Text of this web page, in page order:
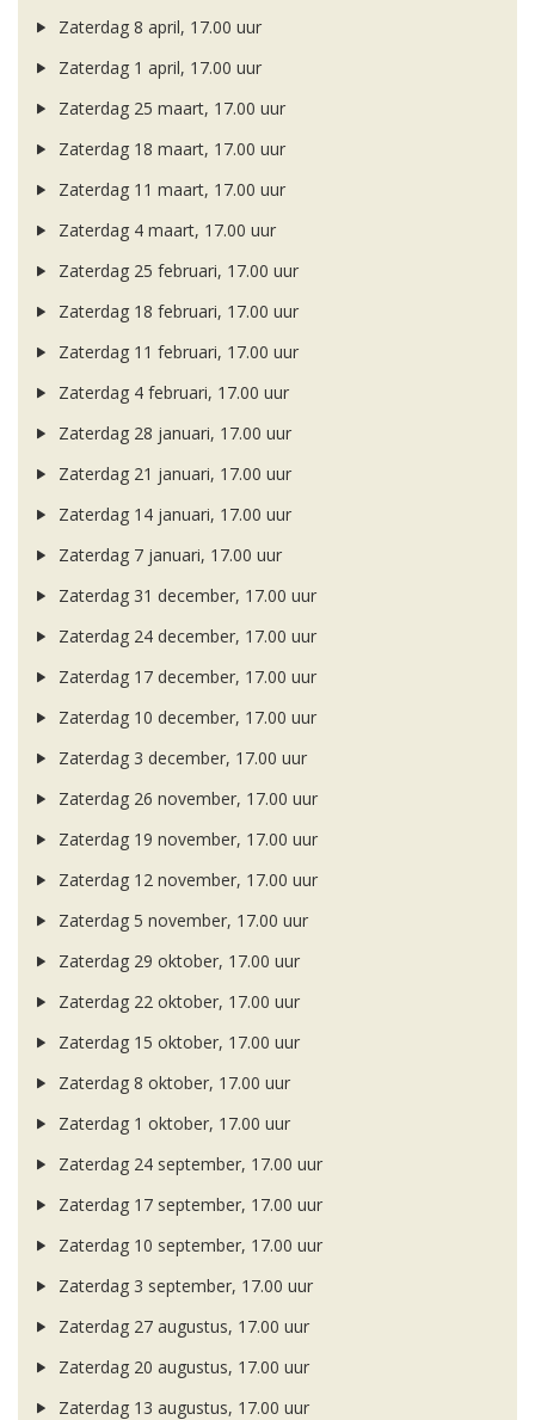
Zaterdag 8 april, 17.00 uur
Zaterdag 1 april, 17.00 uur
Zaterdag 25 maart, 17.00 uur
Zaterdag 18 maart, 17.00 uur
Zaterdag 11 maart, 17.00 uur
Zaterdag 4 maart, 17.00 uur
Zaterdag 25 februari, 17.00 uur
Zaterdag 18 februari, 17.00 uur
Zaterdag 11 februari, 17.00 uur
Zaterdag 4 februari, 17.00 uur
Zaterdag 28 januari, 17.00 uur
Zaterdag 21 januari, 17.00 uur
Zaterdag 14 januari, 17.00 uur
Zaterdag 7 januari, 17.00 uur
Zaterdag 31 december, 17.00 uur
Zaterdag 24 december, 17.00 uur
Zaterdag 17 december, 17.00 uur
Zaterdag 10 december, 17.00 uur
Zaterdag 3 december, 17.00 uur
Zaterdag 26 november, 17.00 uur
Zaterdag 19 november, 17.00 uur
Zaterdag 12 november, 17.00 uur
Zaterdag 5 november, 17.00 uur
Zaterdag 29 oktober, 17.00 uur
Zaterdag 22 oktober, 17.00 uur
Zaterdag 15 oktober, 17.00 uur
Zaterdag 8 oktober, 17.00 uur
Zaterdag 1 oktober, 17.00 uur
Zaterdag 24 september, 17.00 uur
Zaterdag 17 september, 17.00 uur
Zaterdag 10 september, 17.00 uur
Zaterdag 3 september, 17.00 uur
Zaterdag 27 augustus, 17.00 uur
Zaterdag 20 augustus, 17.00 uur
Zaterdag 13 augustus, 17.00 uur